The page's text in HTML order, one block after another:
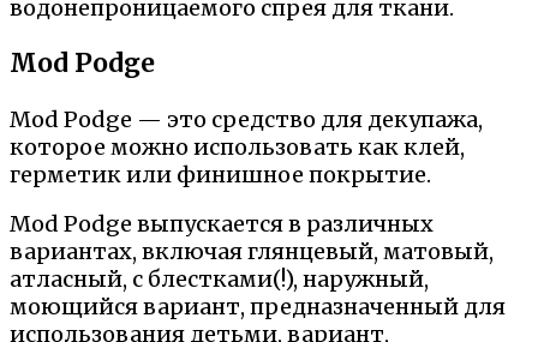
водонепроницаемого спрея для ткани.
Mod Podge
Mod Podge — это средство для декупажа,
которое можно использовать как клей,
герметик или финишное покрытие.
Mod Podge выпускается в различных
вариантах, включая глянцевый, матовый,
атласный, с блестками(!), наружный,
моющийся вариант, предназначенный для
использования детьми, вариант,